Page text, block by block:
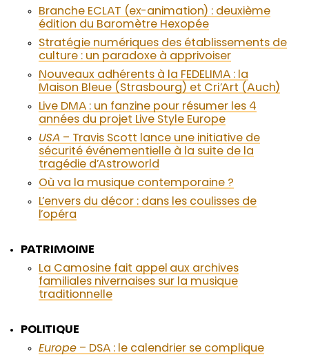
Branche ECLAT (ex-animation) : deuxième
édition du Baromètre Hexopée
Stratégie numériques des établissements de
culture : un paradoxe à apprivoiser
Nouveaux adhérents à la FEDELIMA : la
Maison Bleue (Strasbourg) et Cri’Art (Auch)
Live DMA : un fanzine pour résumer les 4
années du projet Live Style Europe
USA – Travis Scott lance une initiative de
sécurité événementielle à la suite de la
tragédie d’Astroworld
Où va la musique contemporaine ?
L’envers du décor : dans les coulisses de
l’opéra
PATRIMOINE
La Camosine fait appel aux archives
familiales nivernaises sur la musique
traditionnelle
POLITIQUE
Europe – DSA : le calendrier se complique